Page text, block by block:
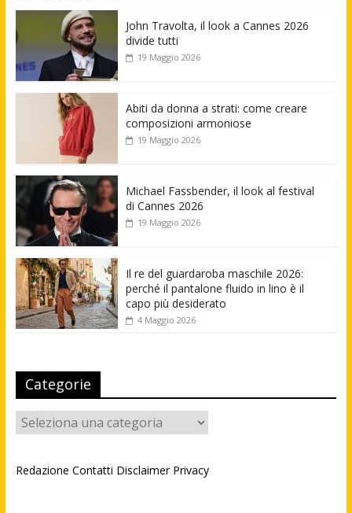
John Travolta, il look a Cannes 2026
divide tutti
19 Maggio 2026
Abiti da donna a strati: come creare
composizioni armoniose
19 Maggio 2026
Michael Fassbender, il look al festival
di Cannes 2026
19 Maggio 2026
Il re del guardaroba maschile 2026:
perché il pantalone fluido in lino è il
capo più desiderato
4 Maggio 2026
Categorie
Categorie
Redazione Contatti Disclaimer Privacy